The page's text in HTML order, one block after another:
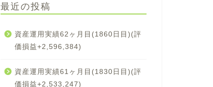
最近の投稿
資産運用実績62ヶ月目(1860日目)(評
価損益+2,596,384)
資産運用実績61ヶ月目(1830日目)(評
価損益+2,533,247)